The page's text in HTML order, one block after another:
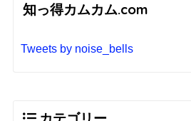
知っ得カムカム.com
Tweets by noise_bells